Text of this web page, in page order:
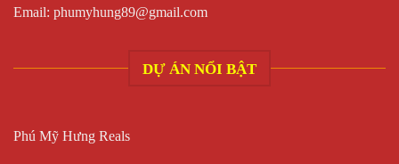
Email: phumyhung89@gmail.com
DỰ ÁN NỔI BẬT
Phú Mỹ Hưng Reals